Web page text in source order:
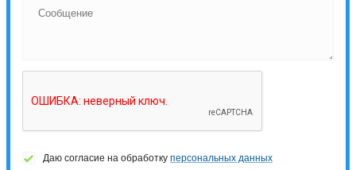
Даю согласие на обработку персональных данных